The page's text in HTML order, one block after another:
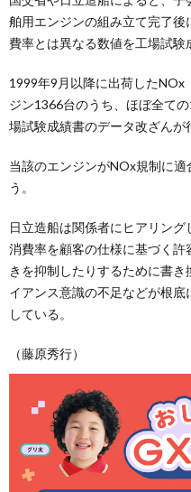
舶用エンジンの組み立て完了
費率とは異なる数値を工場試験
1999年9月以降に出荷したNOx
ジン1366台のうち、ほぼ全て
場試験成績書のデータ改ざんが
当該のエンジンがNOx規制に
う。
日立造船は関係者にヒアリン
消費率を顧客の仕様に基づく
きを抑制したりするために書
イアンス意識の不足などが根
している。
（藤原秀行）